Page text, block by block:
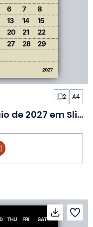
2 A4
Calendário Simples de Maio de 2027 em Slides